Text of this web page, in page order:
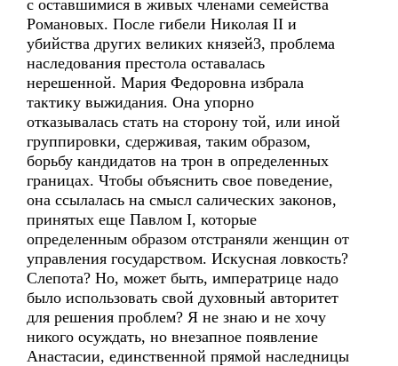
с оставшимися в живых членами семейства
Романовых. После гибели Николая II и
убийства других великих князей3, проблема
наследования престола оставалась
нерешенной. Мария Федоровна избрала
тактику выжидания. Она упорно
отказывалась стать на сторону той, или иной
группировки, сдерживая, таким образом,
борьбу кандидатов на трон в определенных
границах. Чтобы объяснить свое поведение,
она ссылалась на смысл салических законов,
принятых еще Павлом I, которые
определенным образом отстраняли женщин от
управления государством. Искусная ловкость?
Слепота? Но, может быть, императрице надо
было использовать свой духовный авторитет
для решения проблем? Я не знаю и не хочу
никого осуждать, но внезапное появление
Анастасии, единственной прямой наследницы